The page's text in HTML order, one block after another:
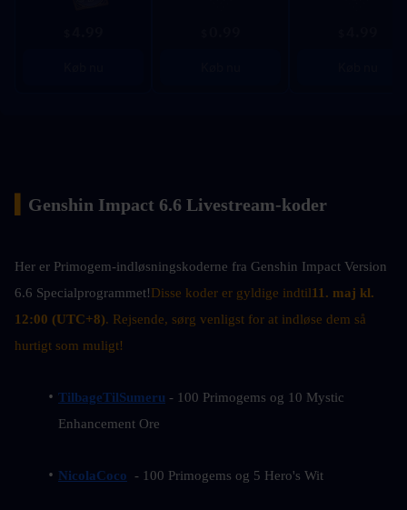
Genshin Impact 6.6 Livestream-koder
Her er Primogem-indløsningskoderne fra Genshin Impact Version
6.6 Specialprogrammet!Disse koder er gyldige indtil11. maj kl.
12:00 (UTC+8). Rejsende, sørg venligst for at indløse dem så
hurtigt som muligt!
TilbageTilSumeru - 100 Primogems og 10 Mystic
Enhancement Ore
NicolaCoco - 100 Primogems og 5 Hero's Wit